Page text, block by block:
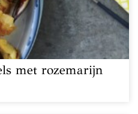
met rozemarijn